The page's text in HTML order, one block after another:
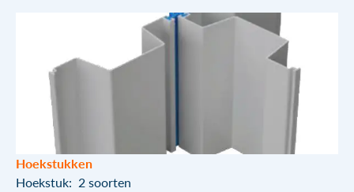
Hoekstukken
Hoekstuk: 2 soorten